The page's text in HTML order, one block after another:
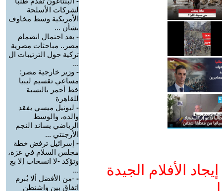
الأفلام الجيدة
لشركات الأسلحة
الأمريكية وسط مخاوف
بشأن ...
- بعد احتمال انضمام
مصر.. مباحثات مصرية
تركية حول الترتيبات ال
...
- وزير خارجية مصر:
مساعي تقسيم ليبيا
خط أحمر بالنسبة
للقاهرة
- ليونيل ميسي يفقد
والده، والوسط
الرياضي يساند النجم
الأرجنتي ...
- إسرائيل ترفض خطة
مجلس السلام في غزة،
وتؤكد -لا انسحاب إلا بع
...
- -من الأفضل ألا يُبرم
اتفاق بين واشنطن